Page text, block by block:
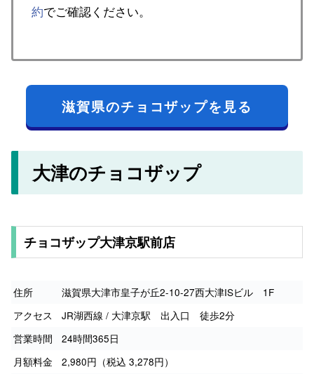
約でご確認ください。
滋賀県のチョコザップを見る
大津のチョコザップ
チョコザップ大津京駅前店
住所
滋賀県大津市皇子が丘2-10-27西大津ISビル 1F
アクセス
JR湖西線 / 大津京駅 出入口 徒歩2分
営業時間
24時間365日
月額料金
2,980円（税込 3,278円）